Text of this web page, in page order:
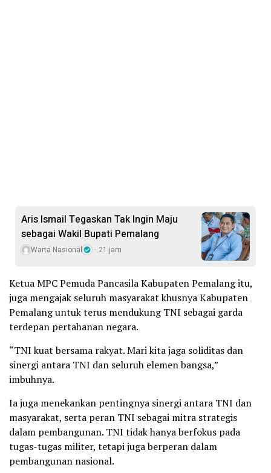
Aris Ismail Tegaskan Tak Ingin Maju
sebagai Wakil Bupati Pemalang
Warta Nasional 21 jam
Ketua MPC Pemuda Pancasila Kabupaten Pemalang itu,
juga mengajak seluruh masyarakat khusnya Kabupaten
Pemalang untuk terus mendukung TNI sebagai garda
terdepan pertahanan negara.
“TNI kuat bersama rakyat. Mari kita jaga soliditas dan
sinergi antara TNI dan seluruh elemen bangsa,”
imbuhnya.
Ia juga menekankan pentingnya sinergi antara TNI dan
masyarakat, serta peran TNI sebagai mitra strategis
dalam pembangunan. TNI tidak hanya berfokus pada
tugas-tugas militer, tetapi juga berperan dalam
pembangunan nasional.